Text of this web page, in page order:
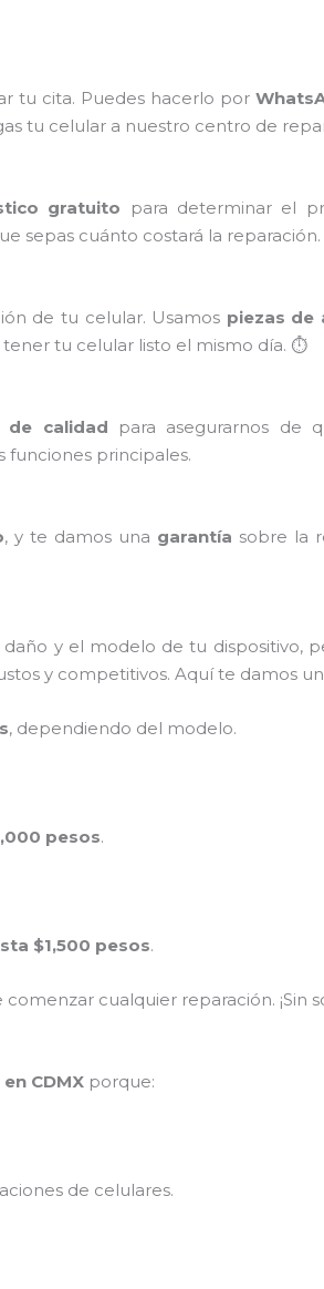
tu cita. Puedes hacerlo por
tu celular a nuestro centro de
gratuito para determinar el
sepas cuánto costará la reparación.
de tu celular. Usamos piezas de
tener tu celular listo el mismo día. ⏱️
de calidad para asegurarnos de
funciones principales.
, y te damos una garantía sobre la
y el modelo de tu dispositivo,
y competitivos. Aquí te damos
, dependiendo del modelo.
pesos.
$1,500 pesos.
cualquier reparación. ¡Sin
CDMX porque:
de celulares.